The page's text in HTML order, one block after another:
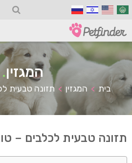
המגזין.
בית > המגזין > תזונה טבעית
תזונה טבעית לכלבים –